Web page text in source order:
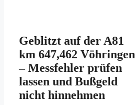
Geblitzt auf der A81
km 647,462 Vöhringen
– Messfehler prüfen
lassen und Bußgeld
nicht hinnehmen